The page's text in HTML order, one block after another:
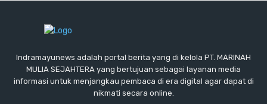
Indramayunews adalah portal berita yang di kelola PT. MARINAH
MULIA SEJAHTERA yang bertujuan sebagai layanan media
informasi untuk menjangkau pembaca di era digital agar dapat di
nikmati secara online.